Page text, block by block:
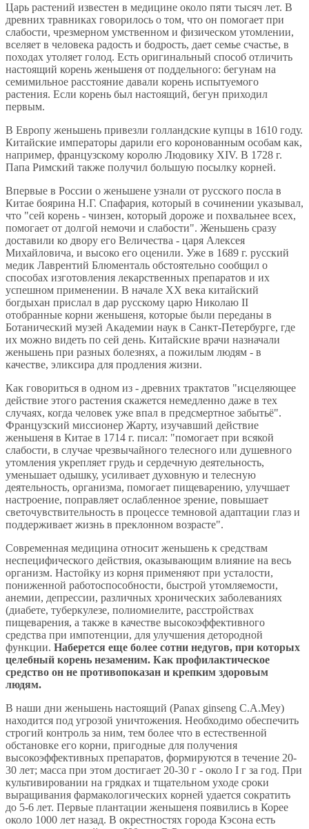
Царь растений известен в медицине около пяти тысяч лет. В
древних травниках говорилось о том, что он помогает при
слабости, чрезмерном умственном и физическом утомлении,
вселяет в человека радость и бодрость, дает семье счастье, в
походах утоляет голод. Есть оригинальный способ отличить
настоящий корень женьшеня от поддельного: бегунам на
семимильное расстояние давали корень испытуемого
растения. Если корень был настоящий, бегун приходил
первым.
В Европу женьшень привезли голландские купцы в 1610 году.
Китайские императоры дарили его коронованным особам как,
например, французскому королю Людовику XIV. В 1728 г.
Папа Римский также получил большую посылку корней.
Впервые в России о женьшене узнали от русского посла в
Китае боярина Н.Г. Спафария, который в сочинении указывал,
что "сей корень - чинзен, который дороже и похвальнее всех,
помогает от долгой немочи и слабости". Женьшень сразу
доставили ко двору его Величества - царя Алексея
Михайловича, и высоко его оценили. Уже в 1689 г. русский
медик Лаврентий Блюменталь обстоятельно сообщил о
способах изготовления лекарственных препаратов и их
успешном применении. В начале XX века китайский
богдыхан прислал в дар русскому царю Николаю II
отобранные корни женьшеня, которые были переданы в
Ботанический музей Академии наук в Санкт-Петербурге, где
их можно видеть по сей день. Китайские врачи назначали
женьшень при разных болезнях, а пожилым людям - в
качестве, эликсира для продления жизни.
Как говориться в одном из - древних трактатов "исцеляющее
действие этого растения скажется немедленно даже в тех
случаях, когда человек уже впал в предсмертное забытьё".
Французский миссионер Жарту, изучавший действие
женьшеня в Китае в 1714 г. писал: "помогает при всякой
слабости, в случае чрезвычайного телесного или душевного
утомления укрепляет грудь и сердечную деятельность,
уменьшает одышку, усиливает духовную и телесную
деятельность, организма, помогает пищеварению, улучшает
настроение, поправляет ослабленное зрение, повышает
светочувствительность в процессе темновой адаптации глаз и
поддерживает жизнь в преклонном возрасте".
Современная медицина относит женьшень к средствам
неспецифического действия, оказывающим влияние на весь
организм. Настойку из корня применяют при усталости,
пониженной работоспособности, быстрой утомляемости,
анемии, депрессии, различных хронических заболеваниях
(диабете, туберкулезе, полиомиелите, расстройствах
пищеварения, а также в качестве высокоэффективного
средства при импотенции, для улучшения детородной
функции. Наберется еще более сотни недугов, при которых
целебный корень незаменим. Как профилактическое
средство он не противопоказан и крепким здоровым
людям.
В наши дни женьшень настоящий (Panax ginseng C.A.Mey)
находится под угрозой уничтожения. Необходимо обеспечить
строгий контроль за ним, тем более что в естественной
обстановке его корни, пригодные для получения
высокоэффективных препаратов, формируются в течение 20-
30 лет; масса при этом достигает 20-30 г - около I г за год. При
культивировании на грядках и тщательном уходе сроки
выращивания фармакологических корней удается сократить
до 5-6 лет. Первые плантации женьшеня появились в Корее
около 1000 лет назад. В окрестностях города Кэсона есть